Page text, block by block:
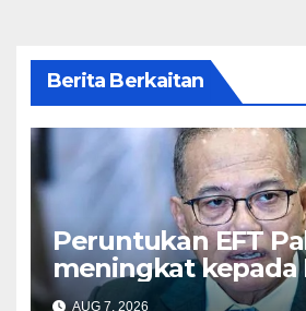
Berita Berkaitan
Peruntukan EFT
meningkat kepada
juta tahun ini –
AUG 7, 2026